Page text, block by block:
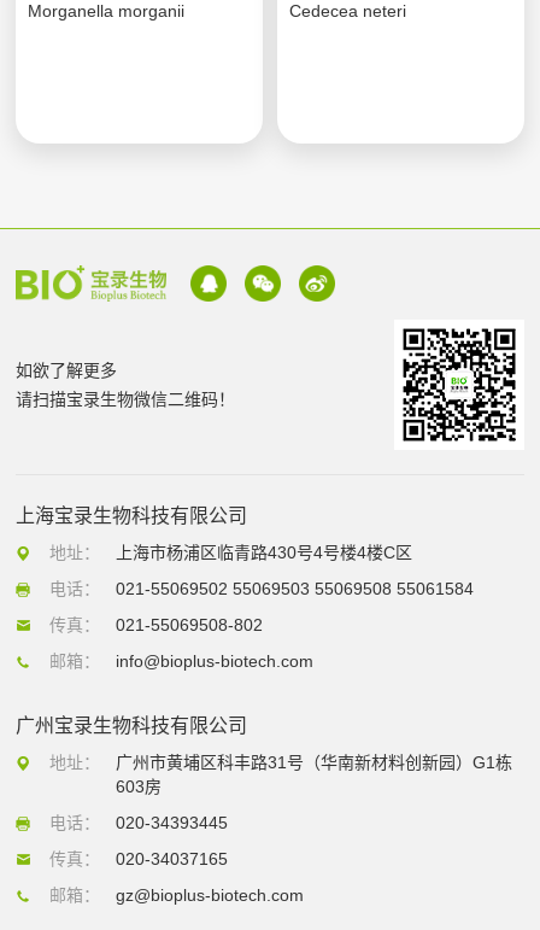
Morganella morganii Cedecea neteri
如欲了解更多
请扫描宝录生物微信二维码！
上海宝录生物科技有限公司
地址：
上海市杨浦区临青路430号4号楼4楼C区
电话：
021-55069502 55069503 55069508 55061584
传真：
021-55069508-802
邮箱：
info@bioplus-biotech.com
广州宝录生物科技有限公司
地址：
广州市黄埔区科丰路31号（华南新材料创新园）G1栋
603房
电话：
020-34393445
传真：
020-34037165
邮箱：
gz@bioplus-biotech.com